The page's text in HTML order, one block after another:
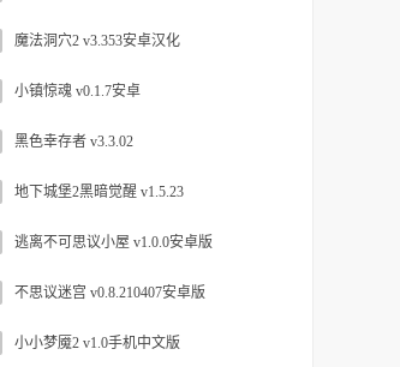
魔法洞穴2 v3.353安卓汉化
小镇惊魂 v0.1.7安卓
黑色幸存者 v3.3.02
地下城堡2黑暗觉醒 v1.5.23
逃离不可思议小屋 v1.0.0安卓版
不思议迷宫 v0.8.210407安卓版
小小梦魇2 v1.0手机中文版